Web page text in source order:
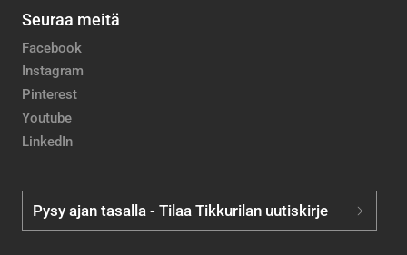
Seuraa meitä
Facebook
Instagram
Pinterest
Youtube
LinkedIn
Pysy ajan tasalla - Tilaa Tikkurilan uutiskirje